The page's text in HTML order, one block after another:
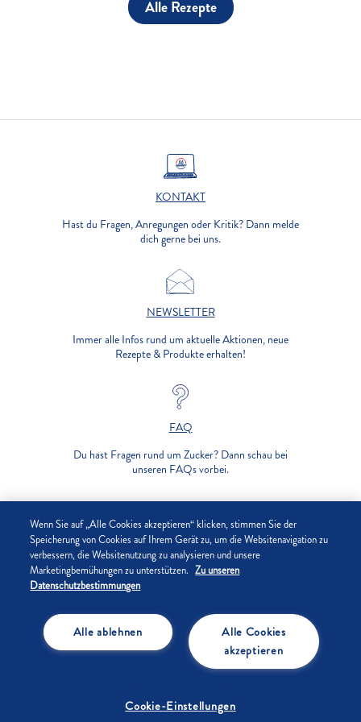
Alle Rezepte
KONTAKT
Hast du Fragen, Anregungen oder Kritik? Dann melde
dich gerne bei uns.
NEWSLETTER
Immer alle Infos rund um aktuelle Aktionen, neue
Rezepte & Produkte erhalten!
FAQ
Du hast Fragen rund um Zucker? Dann schau bei
unseren FAQs vorbei.
UNTERNEHMEN
DATENSCHUTZ
COOKIE-EINSTELLUNGEN
Wenn Sie auf „Alle Cookies akzeptieren“ klicken, stimmen Sie der
Speicherung von Cookies auf Ihrem Gerät zu, um die Websitenavigation zu
verbessern, die Websitenutzung zu analysieren und unsere
Marketingbemühungen zu unterstützen. Zu unseren
Datenschutzbestimmungen
Alle Cookies
akzeptieren
Alle ablehnen
Cookie-Einstellungen